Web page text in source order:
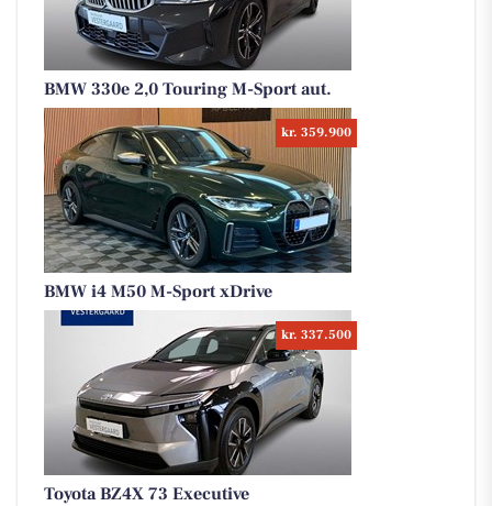
BMW 330e 2,0 Touring M-Sport aut.
kr. 359.900
BMW i4 M50 M-Sport xDrive
kr. 337.500
Toyota BZ4X 73 Executive